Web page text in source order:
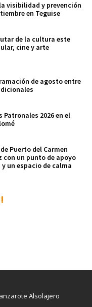
visibilidad y prevención
en Teguise
de la cultura este
cine y arte
de agosto entre
Patronales 2026 en el
Puerto del Carmen
con un punto de apoyo
un espacio de calma
Alsolajero